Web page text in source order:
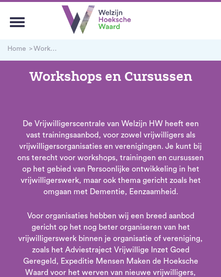
Home Workshops en Cursussen
Workshops en Cursussen
De Vrijwilligerscentrale van Welzijn HW heeft een
vast trainingsaanbod, voor zowel vrijwilligers als
vrijwilligersorganisaties en verenigingen. Je kunt bij
ons terecht voor workshops, trainingen en cursussen
op het gebied van Persoonlijke ontwikkeling in het
vrijwilligerswerk, maar ook thema gericht zoals het
omgaan met Dementie, Eenzaamheid.
Voor organisaties hebben wij een breed aanbod
gericht op het nog beter organiseren van het
vrijwilligerswerk binnen je organisatie of vereniging,
zoals het Adviestraject Vrijwillige Inzet Goed
Geregeld, Expeditie Mensen Maken de Hoeksche
Waard voor het werven van nieuwe vrijwilligers,